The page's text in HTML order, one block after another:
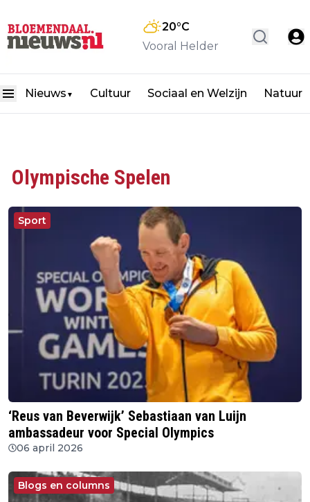
20°C
Vooral Helder
Nieuws ▼ Cultuur Sociaal en Welzijn Natuur
Olympische Spelen
Sport
‘Reus van Beverwijk’ Sebastiaan van Luijn
ambassadeur voor Special Olympics
06 april 2026
Blogs en columns